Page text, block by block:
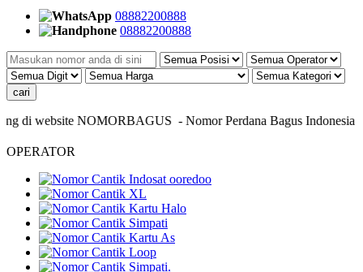
08882200888
08882200888
di website NOMORBAGUS - Nomor Perdana BagusIndonesia-
OPERATOR